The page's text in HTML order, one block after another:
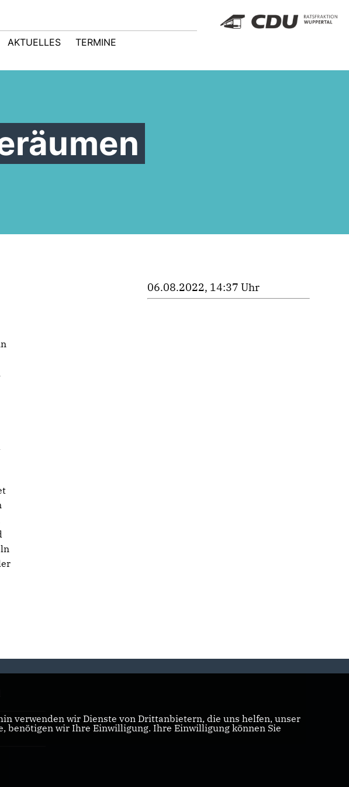
AKTUELLES TERMINE
06.08.2022, 14:37 Uhr
verwenden wir Dienste von Drittanbietern, die uns helfen, unser
benötigen wir Ihre Einwilligung. Ihre Einwilligung können Sie